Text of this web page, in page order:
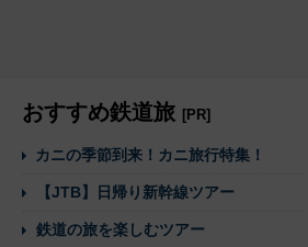
おすすめ鉄道旅 [PR]
カニの季節到来！カニ旅行特集！
【JTB】日帰り新幹線ツアー
鉄道の旅を楽しむツアー